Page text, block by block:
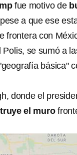
fue motivo de
a que ese
frontera con
Polis, se sumó a
básica"
donde el
el muro